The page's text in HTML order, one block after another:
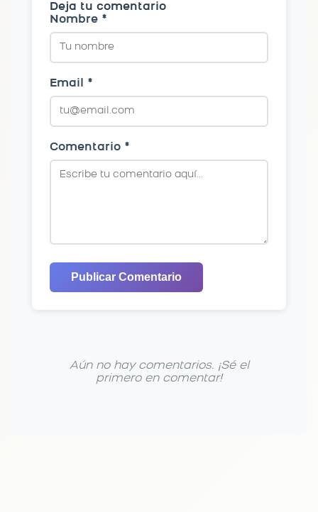
Deja tu comentario
Nombre *
Email *
Comentario *
Publicar Comentario
Aún no hay comentarios. ¡Sé el
primero en comentar!